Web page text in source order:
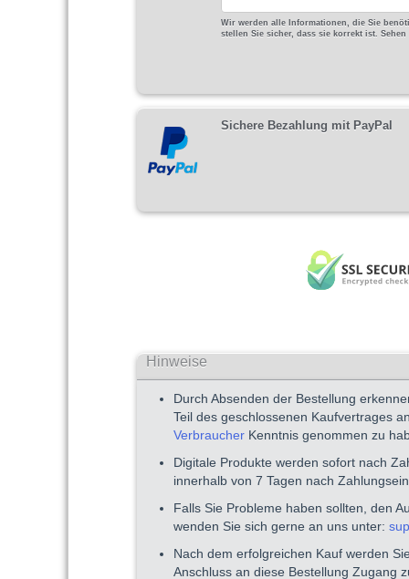
Wir werden alle Informationen, die Sie
stellen Sie sicher, dass sie korrekt ist.
Sichere Bezahlung mit PayPal
Hinweise
Durch Absenden der Bestellung
Teil des geschlossenen Kaufvertrages
Verbraucher Kenntnis genommen zu
Digitale Produkte werden sofort nach
innerhalb von 7 Tagen nach
Falls Sie Probleme haben sollten, den
wenden Sie sich gerne an uns unter:
Nach dem erfolgreichen Kauf werden
Anschluss an diese Bestellung Zugang